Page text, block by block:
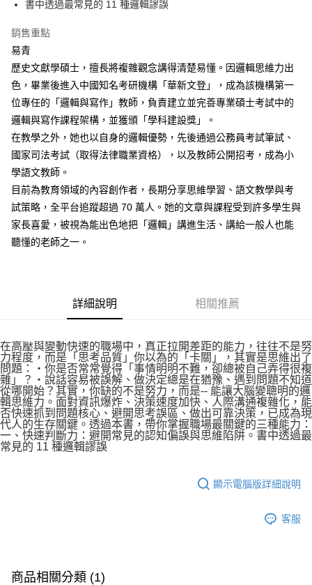
書中透過最常見的 11 種邏輯謬誤
銷售重點
易青
歷史文獻學碩士，擅長將複雜觀念講得清楚易懂。因邏輯思維力出
色，畢業後進入中國知名考研機構「華新文登」，成為該機構第一
位專任的「邏輯與寫作」教師，負責建立並完善專業碩士考試中的
邏輯與寫作課程架構，並獲頒「學科建設獎」。
在教學之外，她也以自身的邏輯優勢，先後通過公務員考試筆試、
國家司法考試（取得法律職業資格），以及教師公開招考，成為小
學語文教師。
目前為教育領域的內容創作者，長期分享思維學習、語文教學與考
試策略，全平台追蹤超過 70 萬人。她的文章與課程受到許多學生與
家長喜愛，被視為能出色地把「邏輯」講進生活、講給一般人也能
聽懂的老師之一。
詳細說明 相關推薦
在高壓與變動快速的職場中，真正拉開差距的能力，往往不是努
力程度，而是「思考品質」你以為的「卡關」，其實是思維出了
問題：‧你是否常常覺得「事情明明不難，卻總被自己弄得很複
雜」？‧說話容易被誤解、做決定總是在猶豫、遇到問題不知道
從哪開始？其實，你缺的不是努力，而是-- 能讓大腦變聰明的邏
輯思維力。面對資訊爆炸、決策速度加快、人際溝通複雜化，能
否快速抓到問題核心、避開思考誤區、做出可靠決策，已成為現
代人的生存關鍵。透過本書，帶你掌握職場最關鍵的三種能力：
一、快速判斷力：避開常見的認知偏誤與思維陷阱。書中透過最
常見的 11 種邏輯謬誤
顯示電腦版詳細說明
客服
商品相關分類 (1)